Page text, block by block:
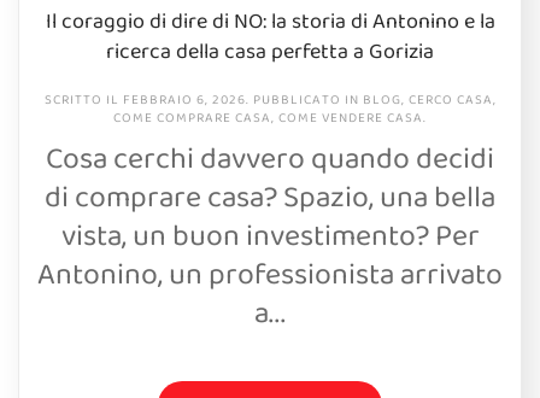
Il coraggio di dire di NO: la storia di Antonino e la
ricerca della casa perfetta a Gorizia
SCRITTO IL FEBBRAIO 6, 2026. PUBBLICATO IN BLOG, CERCO CASA,
COME COMPRARE CASA, COME VENDERE CASA.
Cosa cerchi davvero quando decidi
di comprare casa? Spazio, una bella
vista, un buon investimento? Per
Antonino, un professionista arrivato
a...